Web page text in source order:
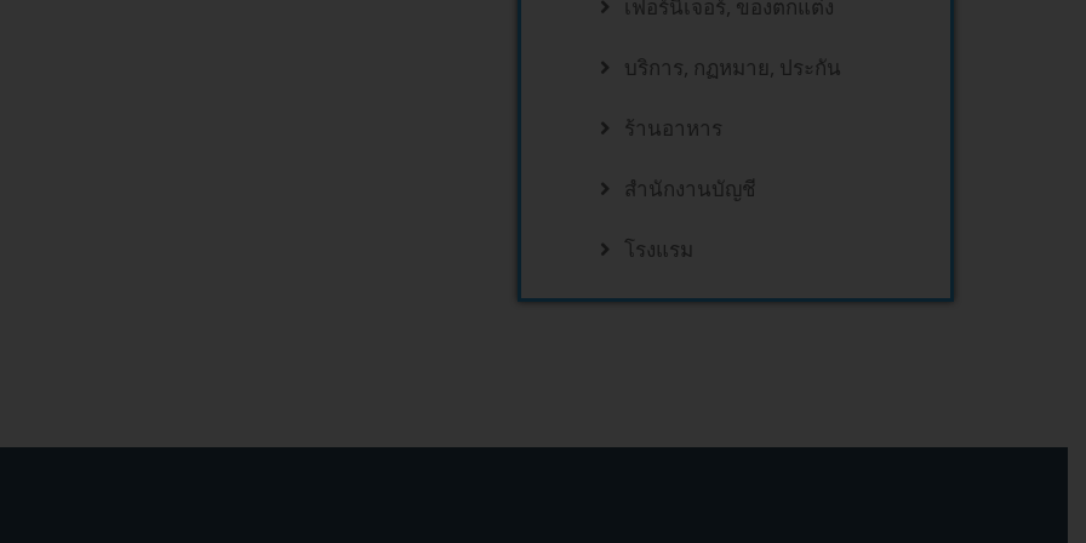
เฟอร์นิเจอร์, ของตกแต่ง
บริการ, กฏหมาย, ประกัน
ร้านอาหาร
สำนักงานบัญชี
โรงแรม